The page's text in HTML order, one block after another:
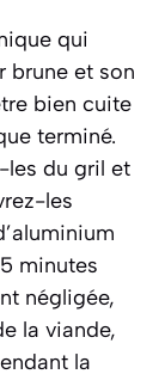
qui
brune et son
bien cuite
terminé.
les du gril et
les
minutes
négligée,
la viande,
la